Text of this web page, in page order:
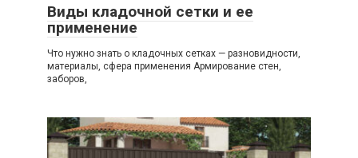
Виды кладочной сетки и ее
применение
Что нужно знать о кладочных сетках — разновидности,
материалы, сфера применения Армирование стен,
заборов,